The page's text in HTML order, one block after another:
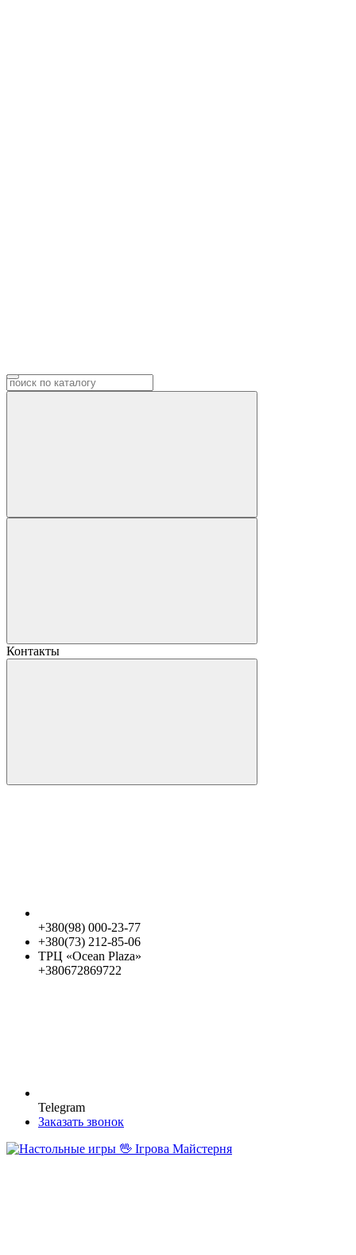
Контакты
+380(98) 000-23-77
+380(73) 212-85-06
ТРЦ «Ocean Plaza»
+380672869722
Telegram
Заказать звонок